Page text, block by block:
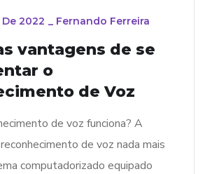
2022 _ Fernando Ferreira
vantagens de se
o
de Voz
de voz funciona? A
de voz nada mais
computadorizado equipado